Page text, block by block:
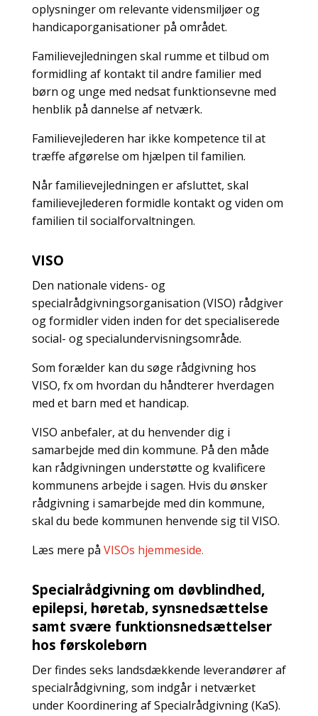
oplysninger om relevante vidensmiljøer og
handicaporganisationer på området.
Familievejledningen skal rumme et tilbud om
formidling af kontakt til andre familier med
børn og unge med nedsat funktionsevne med
henblik på dannelse af netværk.
Familievejlederen har ikke kompetence til at
træffe afgørelse om hjælpen til familien.
Når familievejledningen er afsluttet, skal
familievejlederen formidle kontakt og viden om
familien til socialforvaltningen.
VISO
Den nationale videns- og
specialrådgivningsorganisation (VISO) rådgiver
og formidler viden inden for det specialiserede
social- og specialundervisningsområde.
Som forælder kan du søge rådgivning hos
VISO, fx om hvordan du håndterer hverdagen
med et barn med et handicap.
VISO anbefaler, at du henvender dig i
samarbejde med din kommune. På den måde
kan rådgivningen understøtte og kvalificere
kommunens arbejde i sagen. Hvis du ønsker
rådgivning i samarbejde med din kommune,
skal du bede kommunen henvende sig til VISO.
Læs mere på VISOs hjemmeside.
Specialrådgivning om døvblindhed,
epilepsi, høretab, synsnedsættelse
samt svære funktionsnedsættelser
hos førskolebørn
Der findes seks landsdækkende leverandører af
specialrådgivning, som indgår i netværket
under Koordinering af Specialrådgivning (KaS).